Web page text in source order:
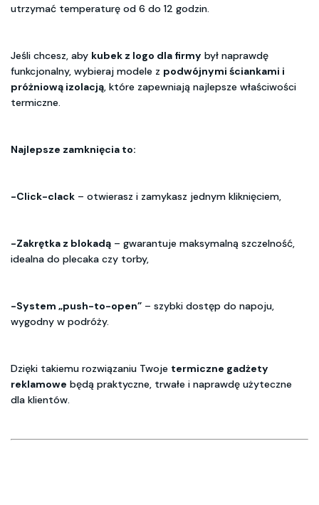
utrzymać temperaturę od 6 do 12 godzin.
Jeśli chcesz, aby kubek z logo dla firmy był naprawdę
funkcjonalny, wybieraj modele z podwójnymi ściankami i
próżniową izolacją, które zapewniają najlepsze właściwości
termiczne.
Najlepsze zamknięcia to:
-Click-clack – otwierasz i zamykasz jednym kliknięciem,
-Zakrętka z blokadą – gwarantuje maksymalną szczelność,
idealna do plecaka czy torby,
-System „push-to-open” – szybki dostęp do napoju,
wygodny w podróży.
Dzięki takiemu rozwiązaniu Twoje termiczne gadżety
reklamowe będą praktyczne, trwałe i naprawdę użyteczne
dla klientów.